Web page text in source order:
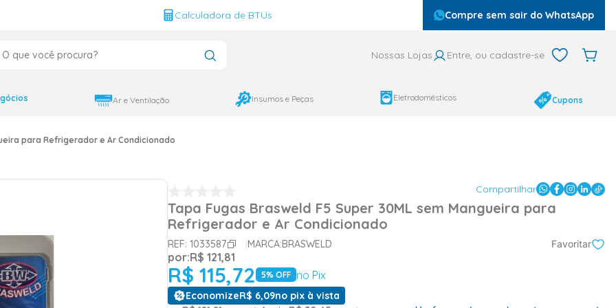
Calculadora de BTUs Compre sem sair do WhatsApp
Nossas Lojas Entre, ou cadastre-se
Ar e Ventilação Insumos e Peças Eletrodomésticos Cupons
para Refrigerador e Ar Condicionado
Compartilhar
Tapa Fugas Brasweld F5 Super 30ML sem Mangueira para
Refrigerador e Ar Condicionado
REF: 1033587 MARCA:BRASWELD Favoritar
por:R$ 121,81
R$ 115,72 5% OFF no Pix
EconomizeR$ 6,09no pix à vista